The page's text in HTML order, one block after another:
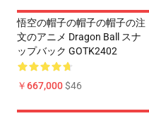
悟空の帽子の帽子の帽子の注
文のアニメ Dragon Ball スナ
ップバック GOTK2402
￥667,000$46